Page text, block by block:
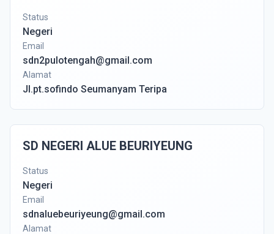
Status
Negeri
Email
sdn2pulotengah@gmail.com
Alamat
Jl.pt.sofindo Seumanyam Teripa
SD NEGERI ALUE BEURIYEUNG
Status
Negeri
Email
sdnaluebeuriyeung@gmail.com
Alamat